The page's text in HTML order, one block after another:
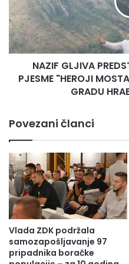
e
l
u
s
o
m
P
i
v
ć
m
G
L
J
I
D
S
T
A
V
L
J
A
N
O
V
NAZIF GLJIVA
PJESME "HEROJI
GRADU
Povezani članci
Vlada ZDK podržala
samozapošljavanje 97
pripadnika boračke